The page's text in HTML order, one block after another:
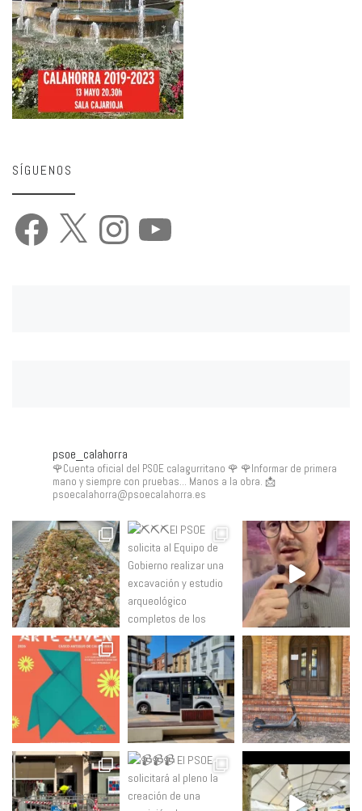
SÍGUENOS
Facebook Instagram YouTube
psoe_calahorra
🌹Cuenta oficial del PSOE calagurritano 🌹 🌹Informar de primera
mano y siempre con pruebas... Manos a la obra. 📩
psoecalahorra@psoecalahorra.es